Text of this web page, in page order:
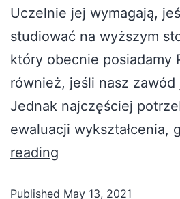
Uczelnie jej wymagają,
studiować na wyższym
który obecnie posiadamy
również, jeśli nasz
Jednak najczęściej
ewaluacji wykształcenia,
reading
Published May 13, 2021